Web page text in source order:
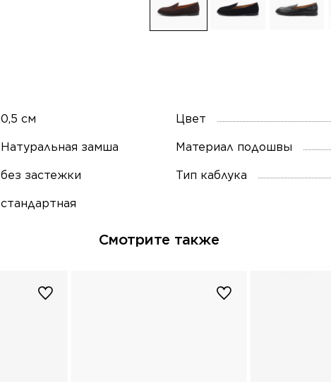
0,5 см Цвет
Натуральная замша Материал подошвы
без застежки Тип каблука
стандартная
Смотрите также